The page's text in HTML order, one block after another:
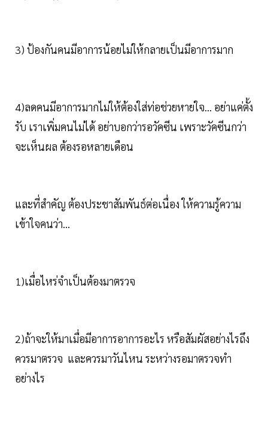
3) ป้องกันคนมีอาการน้อยไม่ให้กลายเป็นมีอาการมาก
4)ลดคนมีอาการมากไม่ให้ต้องใส่ท่อช่วยหายใจ… อย่าแค่ตั้ง
รับ เราเพิ่มคนไม่ได้ อย่าบอกว่ารอวัคซีน เพราะวัคซีนกว่า
จะเห็นผล​ ต้องรอหลายเดือน​
และที่สำคัญ ต้องประชาสัมพันธ์ต่อเนื่อง​ ให้ความรู้ความ
เข้าใจคนว่า...
1)เมื่อไหร่จำเป็นต้องมาตรวจ
2)ถ้าจะให้มาเมื่อมีอาการอาการอะไร​ หรือสัมผัสอย่างไรถึง
ควรมาตรวจ และควรมาวันไหน ระหว่างรอมาตรวจทำ
อย่างไร